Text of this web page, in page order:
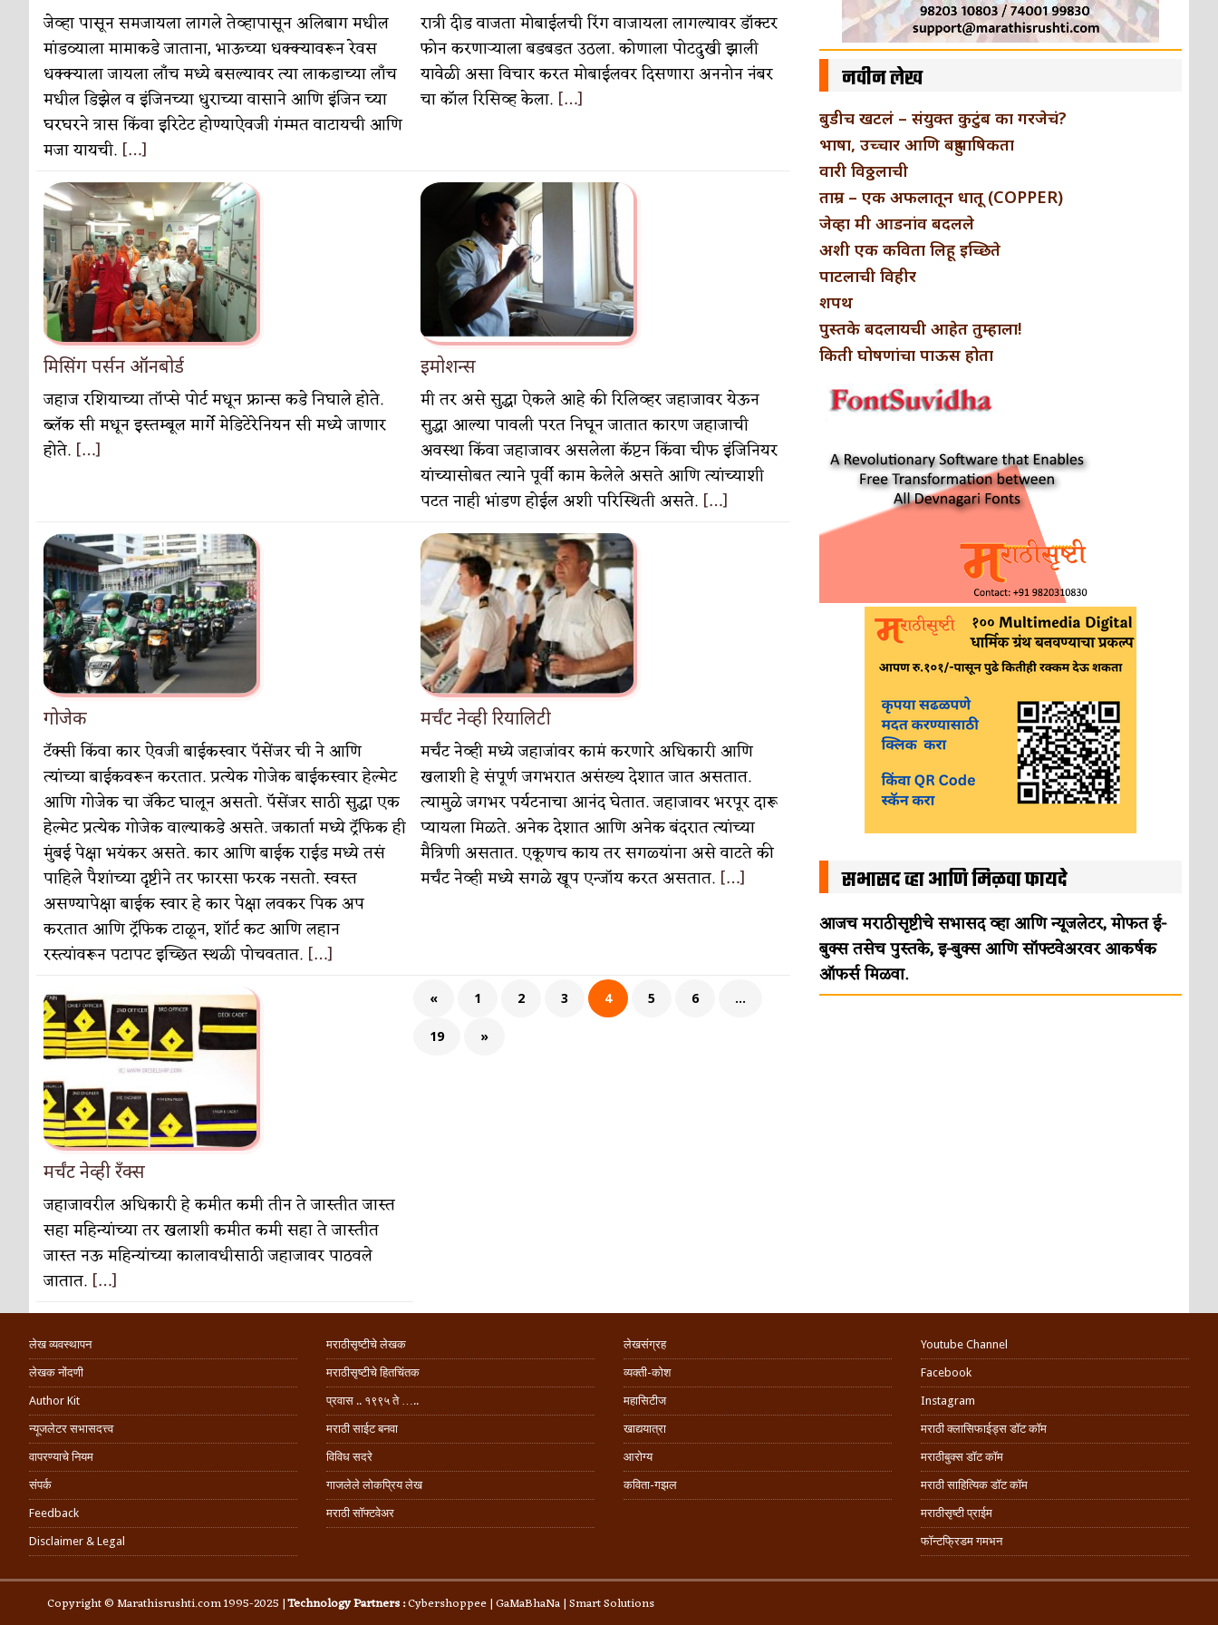
जेव्हा पासून समजायला लागले तेव्हापासून अलिबाग मधील
मांडव्याला मामाकडे जाताना, भाऊच्या धक्क्यावरून रेवस
धक्क्याला जायला लाँच मध्ये बसल्यावर त्या लाकडाच्या लाँच
मधील डिझेल व इंजिनच्या धुराच्या वासाने आणि इंजिन च्या
घरघरने त्रास किंवा इरिटेट होण्याऐवजी गंम्मत वाटायची आणि
मजा यायची. […]
रात्री दीड वाजता मोबाईलची रिंग वाजायला लागल्यावर डॉक्टर
फोन करणाऱ्याला बडबडत उठला. कोणाला पोटदुखी झाली
यावेळी असा विचार करत मोबाईलवर दिसणारा अननोन नंबर
चा कॉल रिसिव्ह केला. […]
मिसिंग पर्सन ऑनबोर्ड
जहाज रशियाच्या तॉप्से पोर्ट मधून फ्रान्स कडे निघाले होते.
ब्लॅक सी मधून इस्तम्बूल मार्गे मेडिटेरेनियन सी मध्ये जाणार
होते. […]
इमोशन्स
मी तर असे सुद्धा ऐकले आहे की रिलिव्हर जहाजावर येऊन
सुद्धा आल्या पावली परत निघून जातात कारण जहाजाची
अवस्था किंवा जहाजावर असलेला कॅप्टन किंवा चीफ इंजिनियर
यांच्यासोबत त्याने पूर्वी काम केलेले असते आणि त्यांच्याशी
पटत नाही भांडण होईल अशी परिस्थिती असते. […]
गोजेक
टॅक्सी किंवा कार ऐवजी बाईकस्वार पॅसेंजर ची ने आणि
त्यांच्या बाईकवरून करतात. प्रत्येक गोजेक बाईकस्वार हेल्मेट
आणि गोजेक चा जॅकेट घालून असतो. पॅसेंजर साठी सुद्धा एक
हेल्मेट प्रत्येक गोजेक वाल्याकडे असते. जकार्ता मध्ये ट्रॅफिक ही
मुंबई पेक्षा भयंकर असते. कार आणि बाईक राईड मध्ये तसं
पाहिले पैशांच्या दृष्टीने तर फारसा फरक नसतो. स्वस्त
असण्यापेक्षा बाईक स्वार हे कार पेक्षा लवकर पिक अप
करतात आणि ट्रॅफिक टाळून, शॉर्ट कट आणि लहान
रस्त्यांवरून पटापट इच्छित स्थळी पोचवतात. […]
मर्चंट नेव्ही रियालिटी
मर्चंट नेव्ही मध्ये जहाजांवर कामं करणारे अधिकारी आणि
खलाशी हे संपूर्ण जगभरात असंख्य देशात जात असतात.
त्यामुळे जगभर पर्यटनाचा आनंद घेतात. जहाजावर भरपूर दारू
प्यायला मिळते. अनेक देशात आणि अनेक बंदरात त्यांच्या
मैत्रिणी असतात. एकूणच काय तर सगळ्यांना असे वाटते की
मर्चंट नेव्ही मध्ये सगळे खूप एन्जॉय करत असतात. […]
मर्चंट नेव्ही रँक्स
जहाजावरील अधिकारी हे कमीत कमी तीन ते जास्तीत जास्त
सहा महिन्यांच्या तर खलाशी कमीत कमी सहा ते जास्तीत
जास्त नऊ महिन्यांच्या कालावधीसाठी जहाजावर पाठवले
जातात. […]
« 1 2 3 4 5 6 …
19 »
नवीन लेख
बुडीच खटलं – संयुक्त कुटुंब का गरजेचं?
भाषा, उच्चार आणि बहुभाषिकता
वारी विठ्ठलाची
ताम्र – एक अफलातून धातू (COPPER)
जेव्हा मी आडनांव बदलले
अशी एक कविता लिहू इच्छिते
पाटलाची विहीर
शपथ
पुस्तके बदलायची आहेत तुम्हाला!
किती घोषणांचा पाऊस होता
सभासद व्हा आणि मिळवा फायदे
आजच मराठीसृष्टीचे सभासद व्हा आणि न्यूजलेटर, मोफत ई-
बुक्स तसेच पुस्तके, इ-बुक्स आणि सॉफ्टवेअरवर आकर्षक
ऑफर्स मिळवा.
लेख व्यवस्थापन
लेखक नोंदणी
Author Kit
न्यूजलेटर सभासदत्त्व
वापरण्याचे नियम
संपर्क
Feedback
Disclaimer & Legal
मराठीसृष्टीचे लेखक
मराठीसृष्टीचे हितचिंतक
प्रवास .. १९९५ ते …..
मराठी साईट बनवा
विविध सदरे
गाजलेले लोकप्रिय लेख
मराठी सॉफ्टवेअर
लेखसंग्रह
व्यक्ती-कोश
महासिटीज
खाद्ययात्रा
आरोग्य
कविता-गझल
Youtube Channel
Facebook
Instagram
मराठी क्लासिफाईड्स डॉट कॉम
मराठीबुक्स डॉट कॉम
मराठी साहित्यिक डॉट कॉम
मराठीसृष्टी प्राईम
फॉन्टफ्रिडम गमभन
Copyright © Marathisrushti.com 1995-2025 |Technology Partners :Cybershoppee|GaMaBhaNa|Smart Solutions